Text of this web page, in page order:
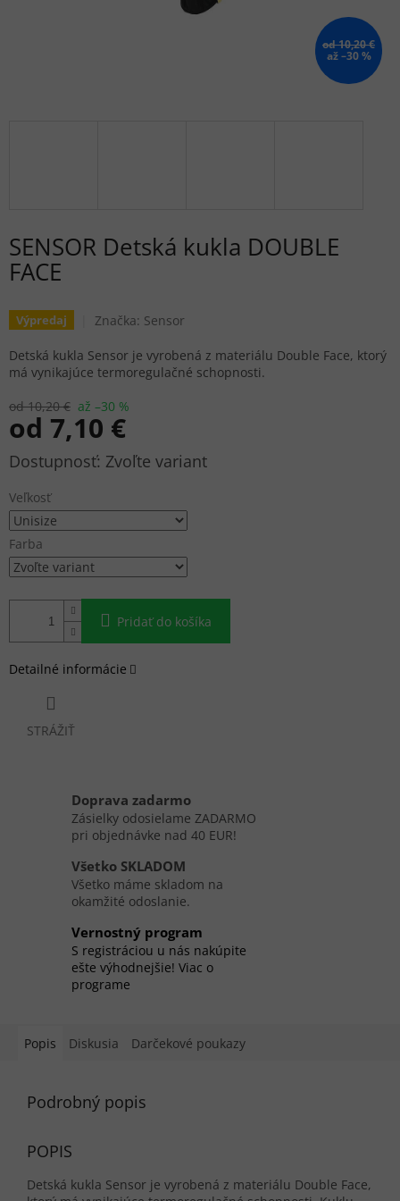
od 10,20 €
až –30 %
SENSOR Detská kukla DOUBLE
FACE
Výpredaj Značka: Sensor
od 10,20 € až –30 %
od 7,10 €
Jednotková
Zvoľte variant
Veľkosť
Farba
Pridať do košíka
Detská kukla Sensor je vyrobená z materiálu Double Face, ktorý
má vynikajúce termoregulačné schopnosti.
Detailné informácie
STRÁŽIŤ
Doprava zadarmo
Zásielky odosielame ZADARMO
pri objednávke nad 40 EUR!
Všetko SKLADOM
Všetko máme skladom na
okamžité odoslanie.
Vernostný program
S registráciou u nás nakúpite
ešte výhodnejšie! Viac o
programe
Popis Diskusia Darčekové poukazy
Podrobný popis
POPIS
Detská kukla Sensor je vyrobená z materiálu Double Face,